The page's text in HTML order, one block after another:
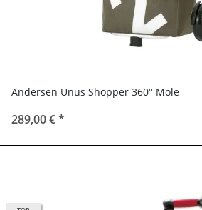
Andersen Unus Shopper 360° Mole
289,00 €*